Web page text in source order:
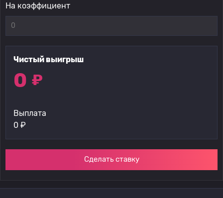
На коэффициент
Чистый выигрыш
0 ₽
Выплата
0 ₽
Сделать ставку